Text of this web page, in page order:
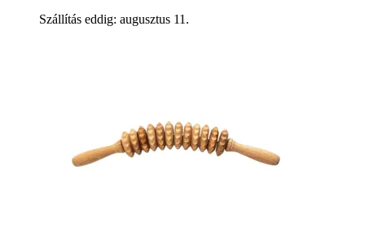
Szállítás eddig: augusztus 11.